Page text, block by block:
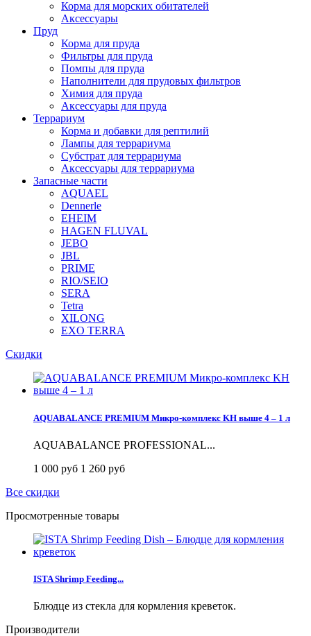
Корма для морских обитателей
Аксессуары
Пруд
Корма для пруда
Фильтры для пруда
Помпы для пруда
Наполнители для прудовых фильтров
Химия для пруда
Аксессуары для пруда
Террариум
Корма и добавки для рептилий
Лампы для террариума
Субстрат для террариума
Аксессуары для террариума
Запасные части
AQUAEL
Dennerle
EHEIM
HAGEN FLUVAL
JEBO
JBL
PRIME
RIO/SEIO
SERA
Tetra
XILONG
EXO TERRA
Скидки
AQUABALANCE PREMIUM Микро-комплекс KH выше 4 – 1 л
AQUABALANCE PROFESSIONAL...
1 000 руб 1 260 руб
Все скидки
Просмотренные товары
ISTA Shrimp Feeding...
Блюдце из стекла для кормления креветок.
Производители